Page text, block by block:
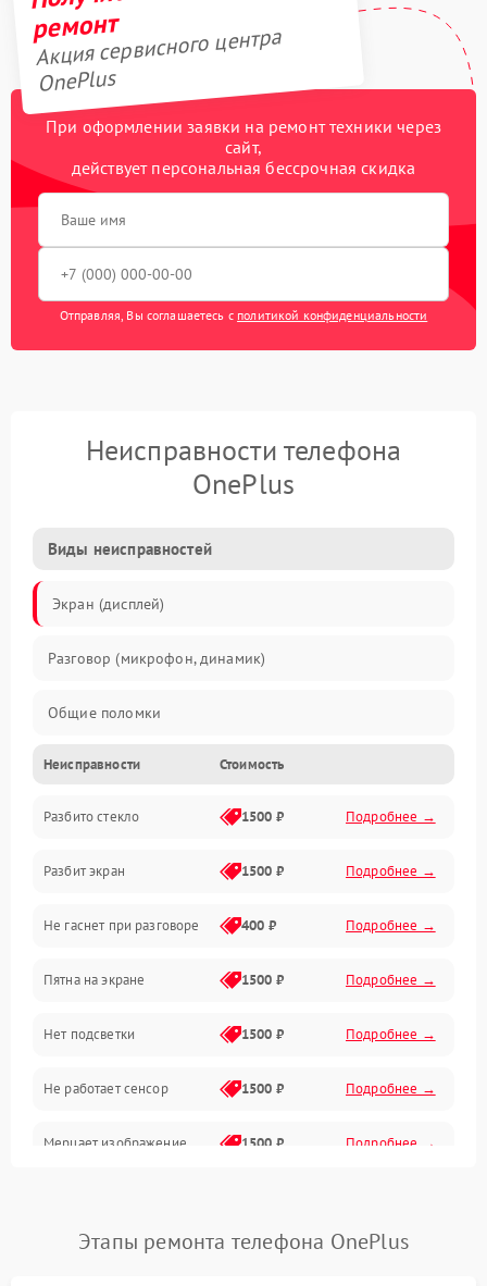
ремонт
Акция сервисного центра
OnePlus
При оформлении заявки на ремонт техники через
сайт,
действует персональная бессрочная скидка
Отправляя, Вы соглашаетесь с политикой конфиденциальности
Неисправности телефона
OnePlus
Виды неисправностей
Экран (дисплей)
Разговор (микрофон, динамик)
Общие поломки
Проблемы связи
Камеры
Проблемы с дисплеем и сенсором
Зарядка
Проблемы с питанием, зарядкой и аккумулятором
Проблемы с работой системы, корпусом и другие
Неисправности Стоимость
Разбито стекло 1500 ₽ Подробнее →
Разбит экран 1500 ₽ Подробнее →
Не гаснет при разговоре 400 ₽ Подробнее →
Пятна на экране 1500 ₽ Подробнее →
Нет подсветки 1500 ₽ Подробнее →
Не работает сенсор 1500 ₽ Подробнее →
Мерцает изображение 1500 ₽ Подробнее →
Не работает Face ID 4000 ₽ Подробнее →
Этапы ремонта телефона OnePlus